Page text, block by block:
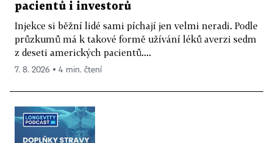
pacientů i investorů
Injekce si běžní lidé sami píchají jen velmi neradi. Podle
průzkumů má k takové formě užívání léků averzi sedm
z deseti amerických pacientů....
7. 8. 2026 ▪ 4 min. čtení